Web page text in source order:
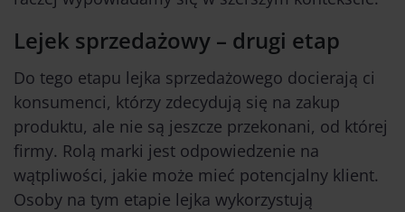
Lejek sprzedażowy – drugi etap
Do tego etapu lejka sprzedażowego docierają ci
konsumenci, którzy zdecydują się na zakup
produktu, ale nie są jeszcze przekonani, od której
firmy. Rolą marki jest odpowiedzenie na
wątpliwości, jakie może mieć potencjalny klient.
Osoby na tym etapie lejka wykorzystują